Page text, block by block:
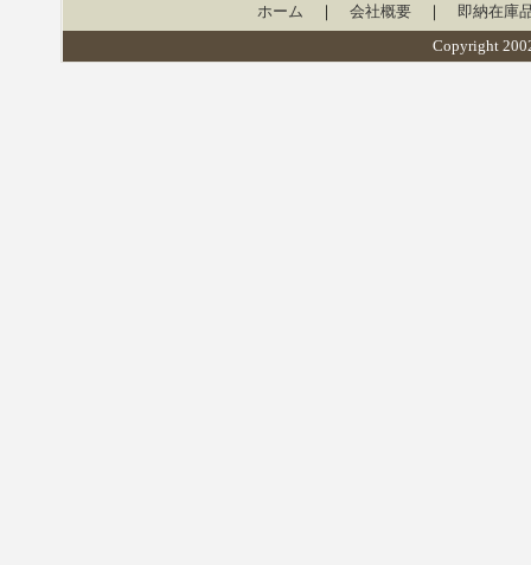
ホーム 会社概要 即納在庫
Copyright